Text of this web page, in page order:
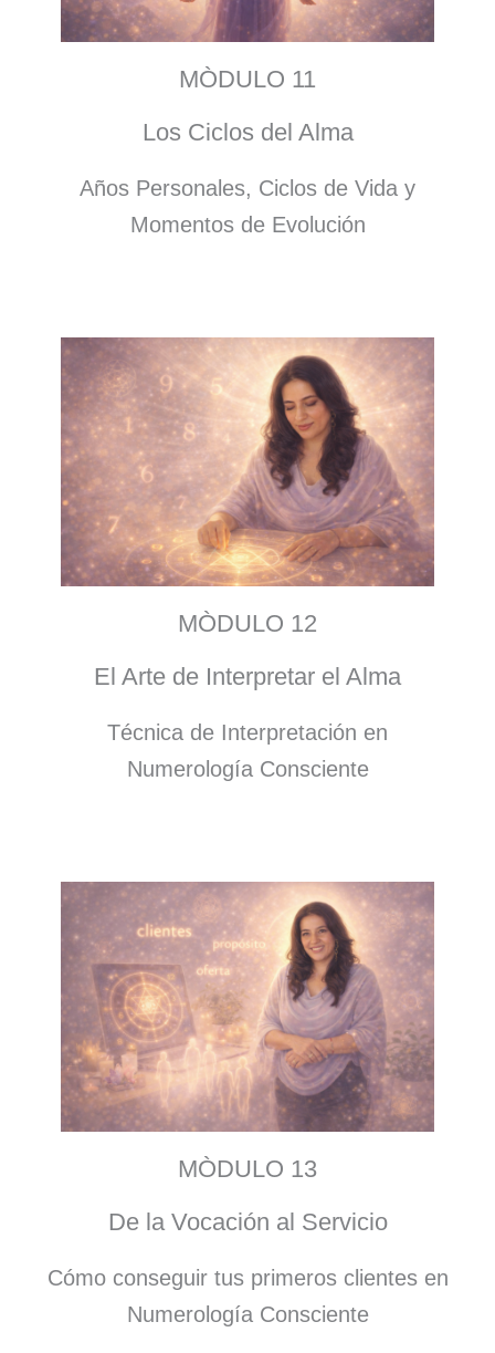
MÒDULO 11
Los Ciclos del Alma
Años Personales, Ciclos de Vida y
Momentos de Evolución
MÒDULO 12
El Arte de Interpretar el Alma
Técnica de Interpretación en
Numerología Consciente
MÒDULO 13
De la Vocación al Servicio
Cómo conseguir tus primeros clientes en
Numerología Consciente